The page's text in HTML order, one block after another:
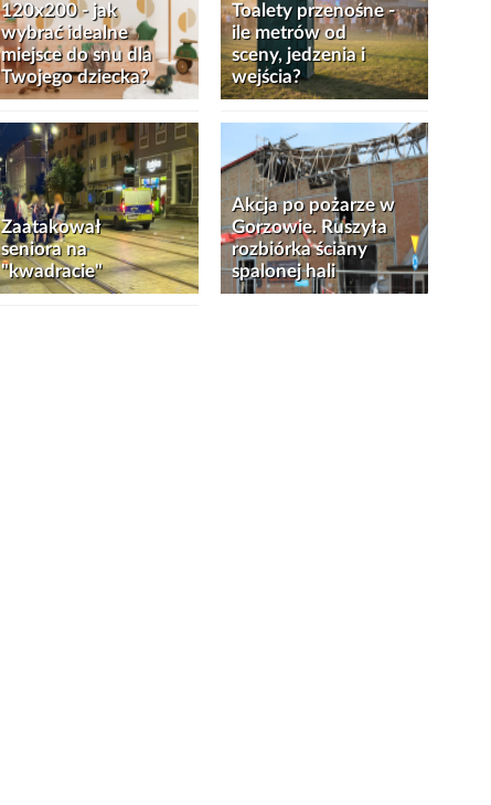
120x200 - jak
wybrać idealne
miejsce do snu dla
Twojego dziecka?
Toalety przenośne -
ile metrów od
sceny, jedzenia i
wejścia?
Zaatakował
seniora na
"kwadracie"
Akcja po pożarze w
Gorzowie. Ruszyła
rozbiórka ściany
spalonej hali